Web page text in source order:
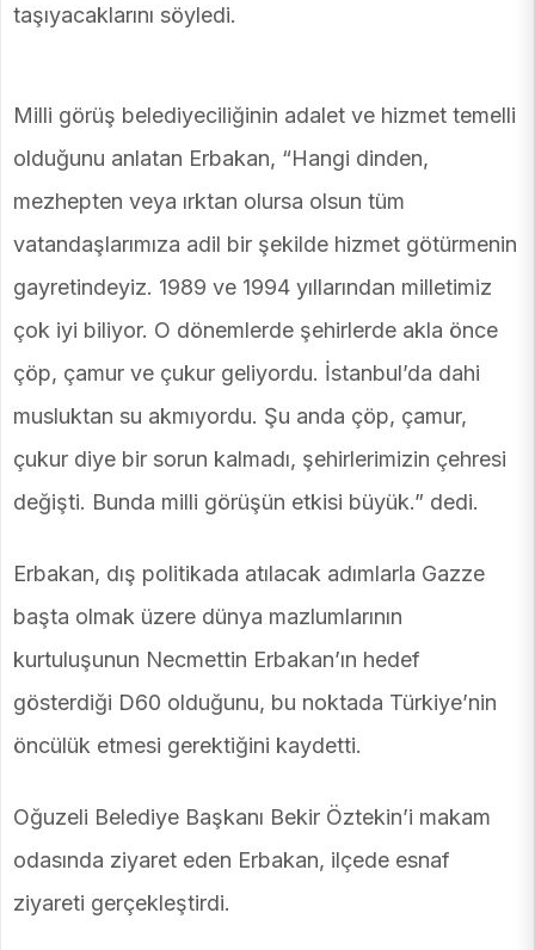
taşıyacaklarını söyledi.
Milli görüş belediyeciliğinin adalet ve hizmet temelli
olduğunu anlatan Erbakan, “Hangi dinden,
mezhepten veya ırktan olursa olsun tüm
vatandaşlarımıza adil bir şekilde hizmet götürmenin
gayretindeyiz. 1989 ve 1994 yıllarından milletimiz
çok iyi biliyor. O dönemlerde şehirlerde akla önce
çöp, çamur ve çukur geliyordu. İstanbul’da dahi
musluktan su akmıyordu. Şu anda çöp, çamur,
çukur diye bir sorun kalmadı, şehirlerimizin çehresi
değişti. Bunda milli görüşün etkisi büyük.” dedi.
Erbakan, dış politikada atılacak adımlarla Gazze
başta olmak üzere dünya mazlumlarının
kurtuluşunun Necmettin Erbakan’ın hedef
gösterdiği D60 olduğunu, bu noktada Türkiye’nin
öncülük etmesi gerektiğini kaydetti.
Oğuzeli Belediye Başkanı Bekir Öztekin’i makam
odasında ziyaret eden Erbakan, ilçede esnaf
ziyareti gerçekleştirdi.